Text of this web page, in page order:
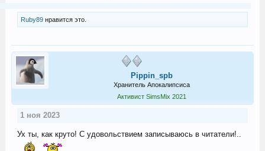
Ruby89нравится это.
Pippin_spb
Хранитель Апокалипсиса
Активист SimsMix 2021
1 ноя 2023
Ух ты, как круто! С удовольствием записываюсь в читатели!..